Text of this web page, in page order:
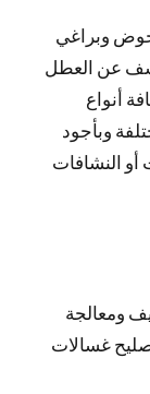
وبراغي
عن العطل
أنواع
وبأجود
أو النشافات
ومعالجة
غسالات